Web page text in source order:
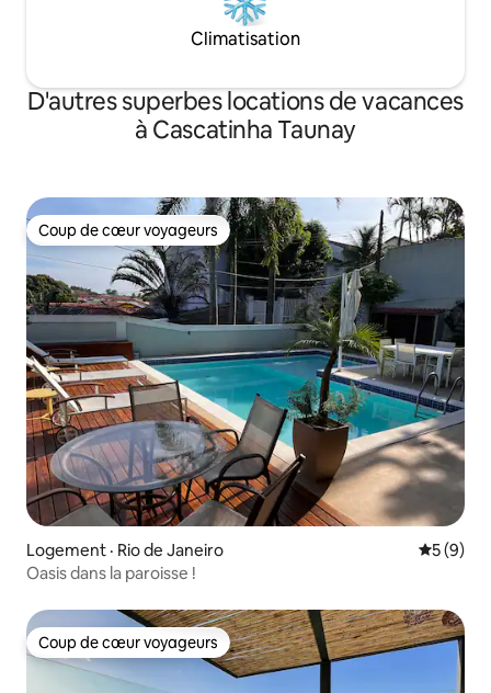
Climatisation
D'autres superbes locations de vacances
à Cascatinha Taunay
Coup de cœur voyageurs
Coup de cœur voyageurs
Logement · Rio de Janeiro Note
5 (9)
Oasis dans la paroisse !
Coup de cœur voyageurs
Coup de cœur voyageurs